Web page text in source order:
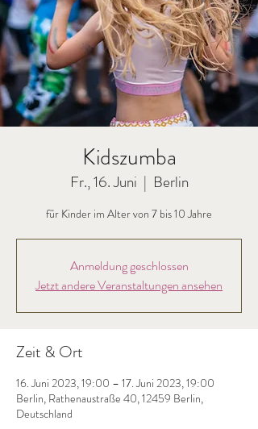
Kidszumba
Fr., 16. Juni
  |
Berlin
für Kinder im Alter von 7 bis 10 Jahre
Anmeldung geschlossen
Jetzt andere Veranstaltungen ansehen
Zeit & Ort
16. Juni 2023, 19:00 – 17. Juni 2023, 19:00
Berlin, Rathenaustraße 40, 12459 Berlin,
Deutschland